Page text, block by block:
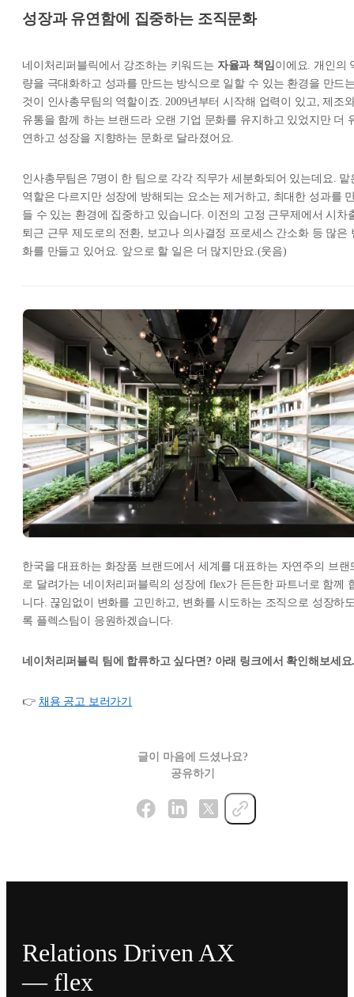
성장과 유연함에 집중하는 조직문화
네이처리퍼블릭에서 강조하는 키워드는 자율과 책임 이에요. 개인의
량을 극대화하고 성과를 만드는 방식으로 일할 수 있는 환경을 만드
것이 인사총무팀의 역할이죠. 2009년부터 시작해 업력이 있고, 제조
유통을 함께 하는 브랜드라 오랜 기업 문화를 유지하고 있었지만 더
연하고 성장을 지향하는 문화로 달라졌어요.
인사총무팀은 7명이 한 팀으로 각각 직무가 세분화되어 있는데요. 맡
역할은 다르지만 성장에 방해되는 요소는 제거하고, 최대한 성과를
들 수 있는 환경에 집중하고 있습니다. 이전의 고정 근무제에서 시차
퇴근 근무 제도로의 전환, 보고나 의사결정 프로세스 간소화 등 많은
화를 만들고 있어요. 앞으로 할 일은 더 많지만요.(웃음)
한국을 대표하는 화장품 브랜드에서 세계를 대표하는 자연주의 브랜
로 달려가는 네이처리퍼블릭의 성장에 flex가 든든한 파트너로 함께
니다. 끊임없이 변화를 고민하고, 변화를 시도하는 조직으로 성장하
록 플렉스팀이 응원하겠습니다.
네이처리퍼블릭 팀에 합류하고 싶다면? 아래 링크에서 확인해보세요
👉 채용 공고 보러가기
글이 마음에 드셨나요?
공유하기
Relations Driven AX
— flex